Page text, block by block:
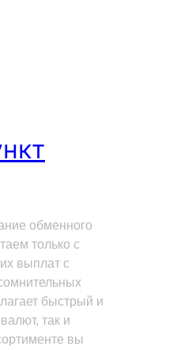
обменного
только с
выплат с
быстрый и
так и
вы